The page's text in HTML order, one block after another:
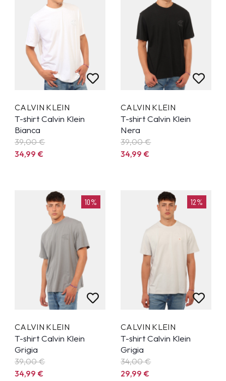
CALVIN KLEIN
T-shirt Calvin Klein
Bianca
39,00 €
34,99€
CALVIN KLEIN
T-shirt Calvin Klein
Nera
39,00 €
34,99€
10%
CALVIN KLEIN
T-shirt Calvin Klein
Grigia
39,00 €
34,99€
12%
CALVIN KLEIN
T-shirt Calvin Klein
Grigia
34,00 €
29,99€